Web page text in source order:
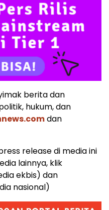
berita dan
hukum, dan
dan
release di media ini
lainnya, klik
ekbis) dan
nasional)